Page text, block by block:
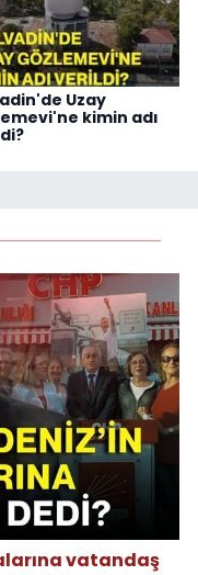
Uzay
kimin adı
vatandaş